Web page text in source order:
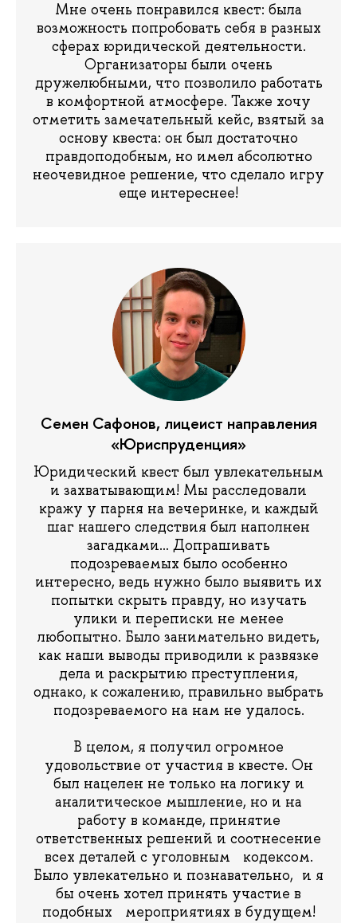
Мне очень понравился квест: была
возможность попробовать себя в разных
сферах юридической деятельности.
Организаторы были очень
дружелюбными, что позволило работать
в комфортной атмосфере. Также хочу
отметить замечательный кейс, взятый за
основу квеста: он был достаточно
правдоподобным, но имел абсолютно
неочевидное решение, что сделало игру
еще интереснее!
Семен Сафонов, лицеист направления
«Юриспруденция»
Юридический квест был увлекательным
и захватывающим! Мы расследовали
кражу у парня на вечеринке, и каждый
шаг нашего следствия был наполнен
загадками… Допрашивать
подозреваемых было особенно
интересно, ведь нужно было выявить их
попытки скрыть правду, но изучать
улики и переписки не менее
любопытно. Было занимательно видеть,
как наши выводы приводили к развязке
дела и раскрытию преступления,
однако, к сожалению, правильно выбрать
подозреваемого на нам не удалось.
В целом, я получил огромное
удовольствие от участия в квесте. Он
был нацелен не только на логику и
аналитическое мышление, но и на
работу в команде, принятие
ответственных решений и соотнесение
всех деталей с уголовным кодексом.
Было увлекательно и познавательно, и я
бы очень хотел принять участие в
подобных мероприятиях в будущем!